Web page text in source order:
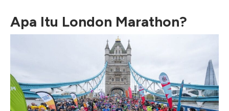
Apa Itu London Marathon?